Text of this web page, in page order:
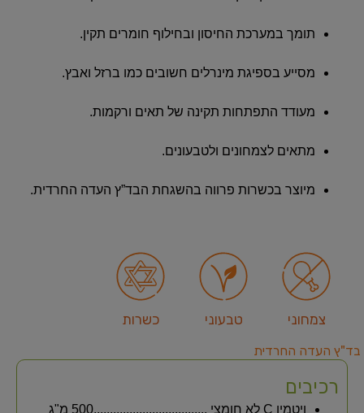
תומך במערכת החיסון ובחילוף חומרים תקין.
מסייע בספיגת מינרלים חשובים כמו ברזל ואבץ.
מעודד התפתחות תקינה של תאים ורקמות.
מתאים לצמחונים ולטבעונים.
מיוצר בכשרות פרווה בהשגחת הבד”ץ העדה החרדית.
צמחוני טבעוני כשרות
בד"ץ העדה החרדית
רכיבים
ויטמין C לא חומצי ...................................500 מ"ג